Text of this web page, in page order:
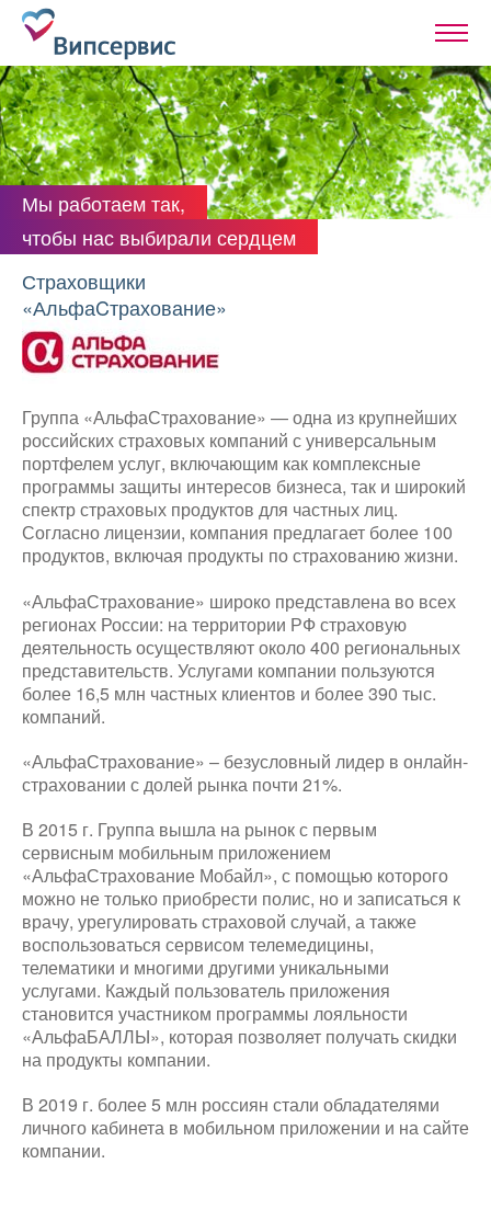
Мы работаем так,
чтобы нас выбирали сердцем
Страховщики
«АльфаCтрахование»
Группа «АльфаСтрахование» — одна из крупнейших
российских страховых компаний с универсальным
портфелем услуг, включающим как комплексные
программы защиты интересов бизнеса, так и широкий
спектр страховых продуктов для частных лиц.
Согласно лицензии, компания предлагает более 100
продуктов, включая продукты по страхованию жизни.
«АльфаСтрахование» широко представлена во всех
регионах России: на территории РФ страховую
деятельность осуществляют около 400 региональных
представительств. Услугами компании пользуются
более 16,5 млн частных клиентов и более 390 тыс.
компаний.
«АльфаСтрахование» – безусловный лидер в онлайн-
страховании с долей рынка почти 21%.
В 2015 г. Группа вышла на рынок с первым
сервисным мобильным приложением
«АльфаСтрахование Мобайл», с помощью которого
можно не только приобрести полис, но и записаться к
врачу, урегулировать страховой случай, а также
воспользоваться сервисом телемедицины,
телематики и многими другими уникальными
услугами. Каждый пользователь приложения
становится участником программы лояльности
«АльфаБАЛЛЫ», которая позволяет получать скидки
на продукты компании.
В 2019 г. более 5 млн россиян стали обладателями
личного кабинета в мобильном приложении и на сайте
компании.